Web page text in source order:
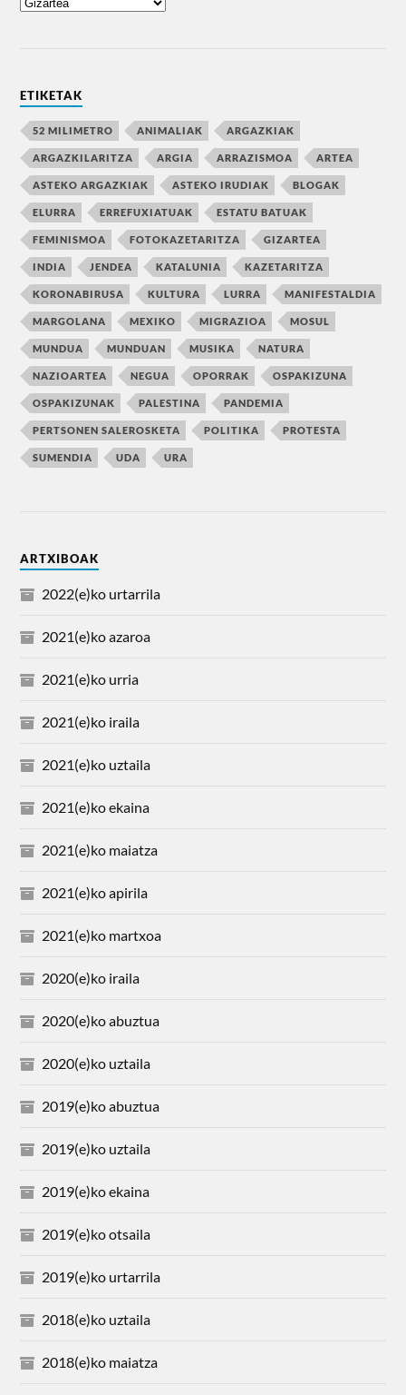
ETIKETAK
52 MILIMETRO ANIMALIAK ARGAZKIAK
ARGAZKILARITZA ARGIA ARRAZISMOA ARTEA
ASTEKO ARGAZKIAK ASTEKO IRUDIAK BLOGAK
ELURRA ERREFUXIATUAK ESTATU BATUAK
FEMINISMOA FOTOKAZETARITZA GIZARTEA
INDIA JENDEA KATALUNIA KAZETARITZA
KORONABIRUSA KULTURA LURRA MANIFESTALDIA
MARGOLANA MEXIKO MIGRAZIOA MOSUL
MUNDUA MUNDUAN MUSIKA NATURA
NAZIOARTEA NEGUA OPORRAK OSPAKIZUNA
OSPAKIZUNAK PALESTINA PANDEMIA
PERTSONEN SALEROSKETA POLITIKA PROTESTA
SUMENDIA UDA URA
ARTXIBOAK
2022(e)ko urtarrila
2021(e)ko azaroa
2021(e)ko urria
2021(e)ko iraila
2021(e)ko uztaila
2021(e)ko ekaina
2021(e)ko maiatza
2021(e)ko apirila
2021(e)ko martxoa
2020(e)ko iraila
2020(e)ko abuztua
2020(e)ko uztaila
2019(e)ko abuztua
2019(e)ko uztaila
2019(e)ko ekaina
2019(e)ko otsaila
2019(e)ko urtarrila
2018(e)ko uztaila
2018(e)ko maiatza